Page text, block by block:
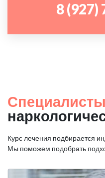
8 (927)
Специалисты
Курс лечения подбирается
Мы поможем подобрать